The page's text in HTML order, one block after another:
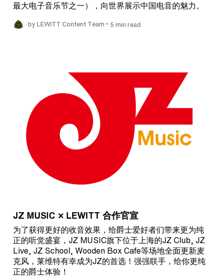
最大电子音乐节之一），向世界展示中国电音的魅力。
by LEWITT Content Team • 5 min read
JZ MUSIC × LEWITT 合作官宣
为了获得更好的收音效果，给爵士爱好者们带来更为纯
正的听觉盛宴，JZ MUSIC旗下位于上海的JZ Club, JZ
Live, JZ School, Wooden Box Cafe等场地全面更新麦
克风，莱维特有幸成为JZ的首选！强强联手，给你更纯
正的爵士体验！